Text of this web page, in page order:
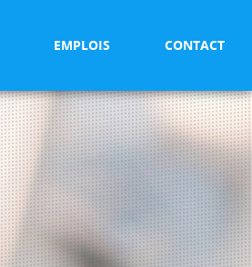
EMPLOIS CONTACT